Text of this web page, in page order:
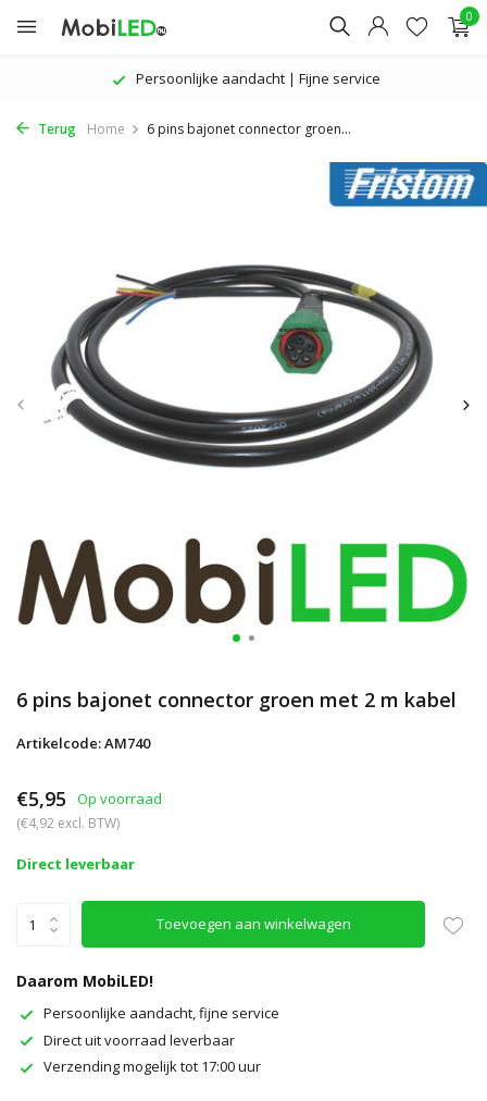
0
Persoonlijke aandacht | Fijne service
Terug Home 6 pins bajonet connector groen...
6 pins bajonet connector groen met 2 m kabel
Artikelcode: AM740
€5,95 Op voorraad
(€4,92 excl. BTW)
Direct leverbaar
Toevoegen aan winkelwagen
Daarom MobiLED!
Persoonlijke aandacht, fijne service
Direct uit voorraad leverbaar
Verzending mogelijk tot 17:00 uur